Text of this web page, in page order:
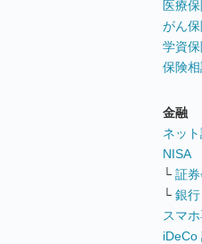
医療
がん
学資
保険
金融
ネッ
NISA
└ 証
└ 銀行
スマ
iDeCo